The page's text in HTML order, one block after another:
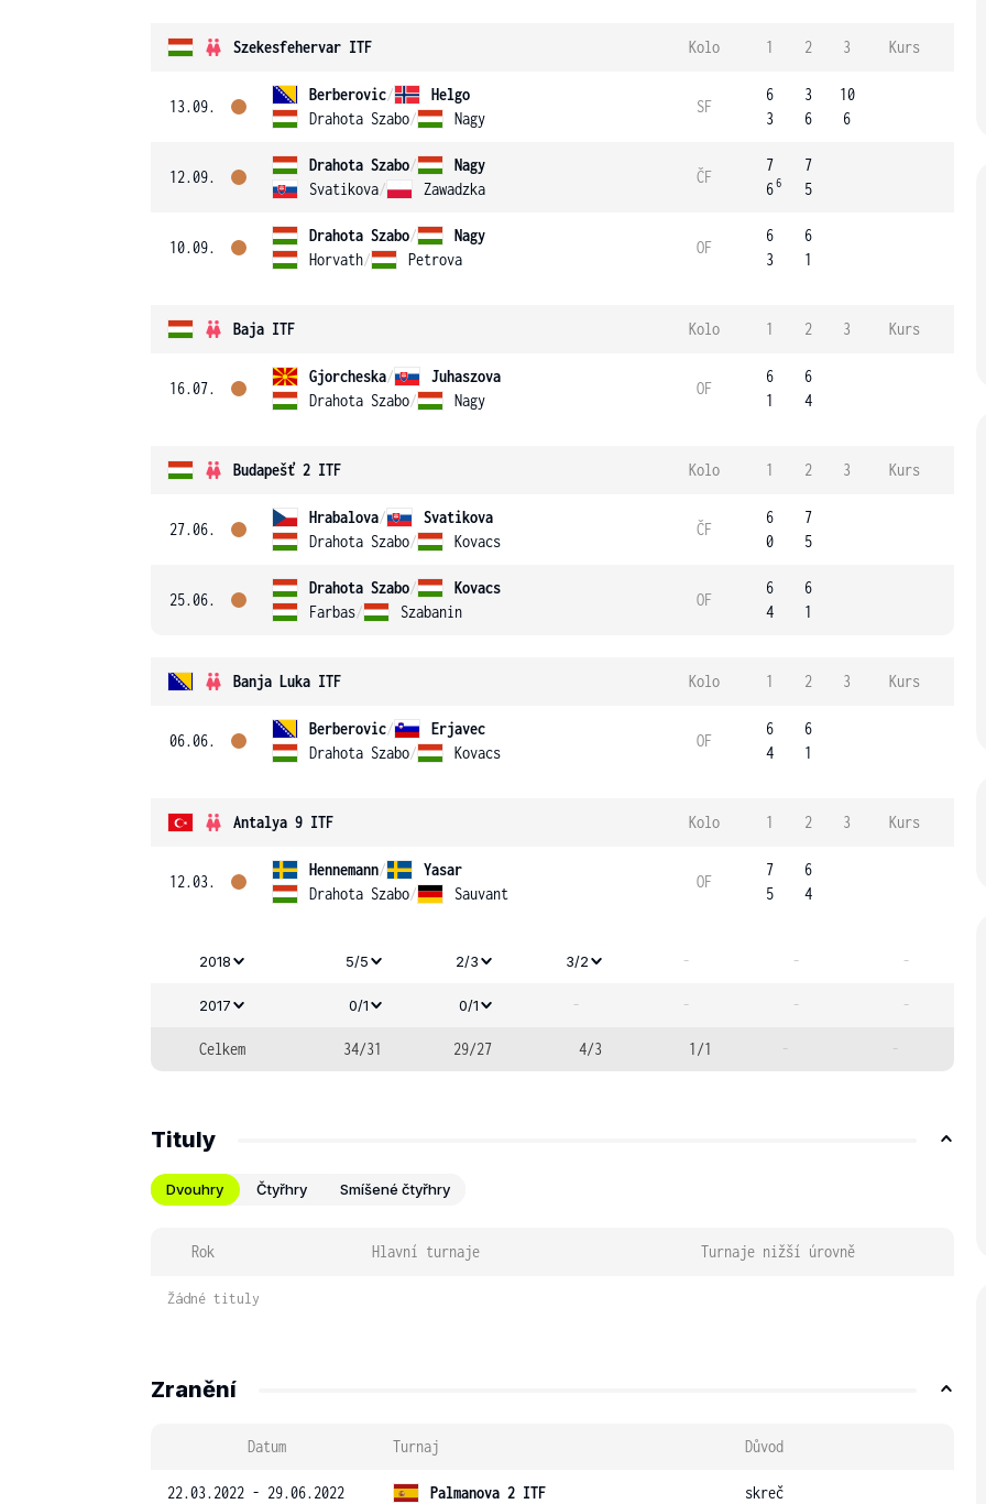
Szekesfehervar ITF Kolo 1 2 3 Kurs
13.09.
Berberovic/
Helgo
Drahota Szabo/ Nagy
SF
6
3
3
6
10
6
12.09.
Drahota Szabo/
Nagy
Svatikova/ Zawadzka
ČF
7
66
7
5
10.09.
Drahota Szabo/
Nagy
Horvath/ Petrova
OF
6
3
6
1
Baja ITF Kolo 1 2 3 Kurs
16.07.
Gjorcheska/
Juhaszova
Drahota Szabo/ Nagy
OF
6
1
6
4
Budapešť 2 ITF Kolo 1 2 3 Kurs
27.06.
Hrabalova/
Svatikova
Drahota Szabo/ Kovacs
ČF
6
0
7
5
25.06.
Drahota Szabo/
Kovacs
Farbas/ Szabanin
OF
6
4
6
1
Banja Luka ITF Kolo 1 2 3 Kurs
06.06.
Berberovic/
Erjavec
Drahota Szabo/ Kovacs
OF
6
4
6
1
Antalya 9 ITF Kolo 1 2 3 Kurs
12.03.
Hennemann/
Yasar
Drahota Szabo/ Sauvant
OF
7
5
6
4
2018 5/5 2/3 3/2 - - -
2017 0/1 0/1 - - - -
Celkem 34/31 29/27 4/3 1/1 - -
Tituly
Dvouhry Čtyřhry Smíšené čtyřhry
Rok Hlavní turnaje Turnaje nižší úrovně
Žádné tituly
Zranění
Datum Turnaj Důvod
22.03.2022 - 29.06.2022 Palmanova 2 ITF skreč